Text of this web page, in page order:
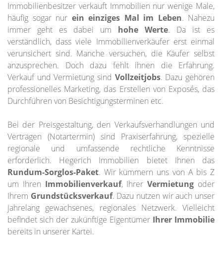
Immobilienbesitzer verkauft Immobilien nur wenige Male,
häufig sogar nur ein einziges Mal im Leben. Nahezu
immer geht es dabei um hohe Werte. Da ist es
verständlich, dass viele Immobilienverkäufer erst einmal
verunsichert sind. Manche versuchen, die Käufer selbst
anzusprechen. Doch dazu fehlt ihnen die Erfahrung.
Verkauf und Vermietung sind Vollzeitjobs. Dazu gehören
professionelles Marketing, das Erstellen von Exposés, das
Durchführen von Besichtigungsterminen etc.
Bei der Preisgestaltung, den Verkaufsverhandlungen und
Verträgen (Notartermin) sind Praxiserfahrung, spezielle
regionale und umfassende rechtliche Kenntnisse
erforderlich. Hegerich Immobilien bietet Ihnen das
Rundum-Sorglos-Paket. Wir kümmern uns von A bis Z
um Ihren Immobilienverkauf, IhrerVermietung oder
Ihrem Grundstücksverkauf. Dazu nutzen wir auch unser
jahrelang gewachsenes, regionales Netzwerk. Vielleicht
befindet sich der zukünftige Eigentümer Ihrer Immobilie
bereits in unserer Kartei.